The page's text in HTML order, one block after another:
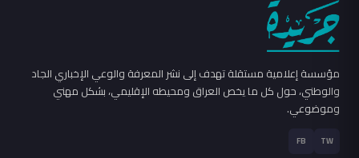
مؤسسة إعلامية مستقلة تهدف إلى نشر المعرفة والوعي الإخباري الجاد
والوطني، حول كل ما يخص العراق ومحيطه الإقليمي، بشكل مهني
وموضوعي.
TW
FB